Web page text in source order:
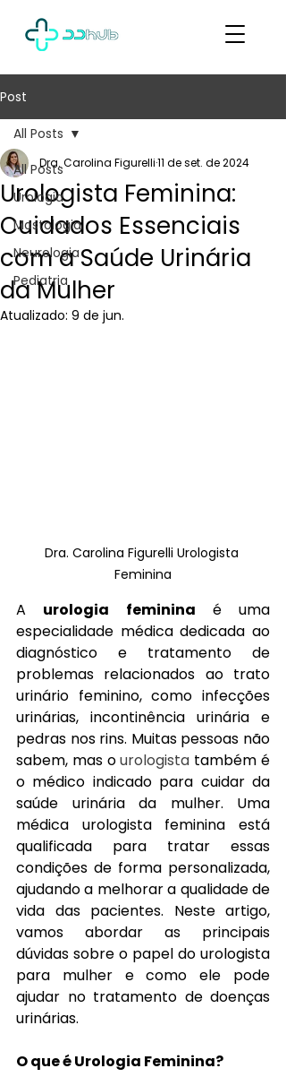
Post
All Posts
Urologia
Mastologia
Neurologia
Pediatria
All Posts
Urologista Feminina:
Cuidados Essenciais
com a Saúde Urinária
da Mulher
Dra. Carolina Figurelli11 de set. de 2024
Atualizado: 9 de jun.
Dra. Carolina Figurelli Urologista
Feminina
A urologia feminina é uma
especialidade médica dedicada ao
diagnóstico e tratamento de
problemas relacionados ao trato
urinário feminino, como infecções
urinárias, incontinência urinária e
pedras nos rins. Muitas pessoas não
sabem, mas o urologista também é
o médico indicado para cuidar da
saúde urinária da mulher. Uma
médica urologista feminina está
qualificada para tratar essas
condições de forma personalizada,
ajudando a melhorar a qualidade de
vida das pacientes. Neste artigo,
vamos abordar as principais
dúvidas sobre o papel do urologista
para mulher e como ele pode
ajudar no tratamento de doenças
urinárias.
O que é Urologia Feminina?